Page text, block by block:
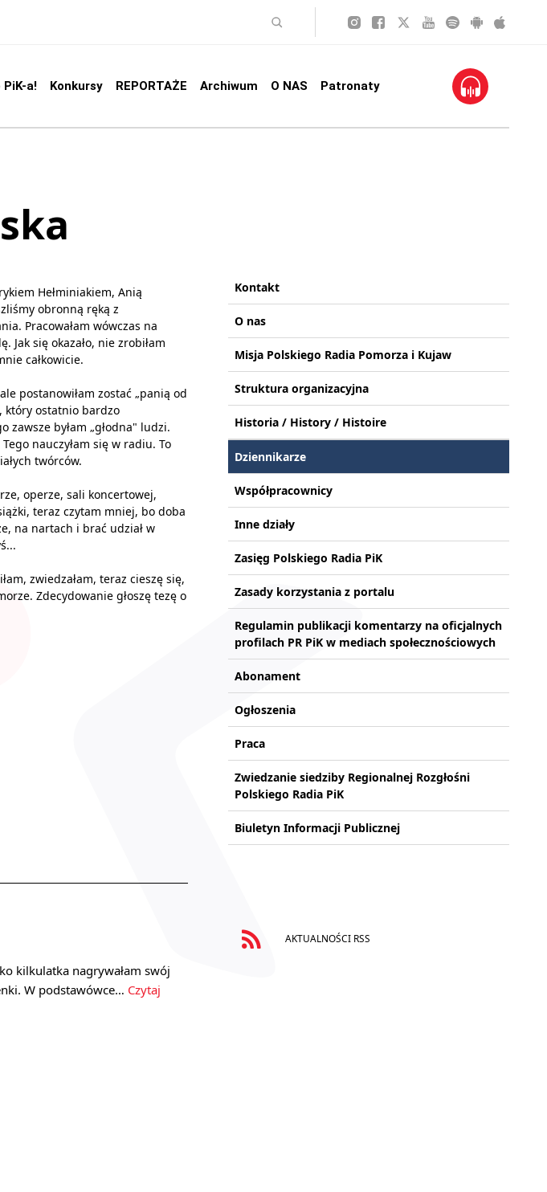
a! Konkursy REPORTAŻE Archiwum O NAS Patronaty
Hełminiakiem, Anią
obronną ręką z
Pracowałam wówczas na
Jak się okazało, nie zrobiłam
całkowicie.
postanowiłam zostać „panią od
który ostatnio bardzo
zawsze byłam „głodna" ludzi.
nauczyłam się w radiu. To
twórców.
operze, sali koncertowej,
teraz czytam mniej, bo doba
na nartach i brać udział w
zwiedzałam, teraz cieszę się,
Zdecydowanie głoszę tezę o
kilkulatka nagrywałam swój
W podstawówce… Czytaj
Kontakt
O nas
Misja Polskiego Radia Pomorza i Kujaw
Struktura organizacyjna
Historia / History / Histoire
Dziennikarze
Współpracownicy
Inne działy
Zasięg Polskiego Radia PiK
Zasady korzystania z portalu
Regulamin publikacji komentarzy na oficjalnych
profilach PR PiK w mediach społecznościowych
Abonament
Ogłoszenia
Praca
Zwiedzanie siedziby Regionalnej Rozgłośni
Polskiego Radia PiK
Biuletyn Informacji Publicznej
AKTUALNOŚCI RSS